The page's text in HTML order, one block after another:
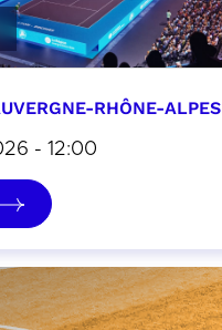
RHÔNE-ALPES
- 12:00